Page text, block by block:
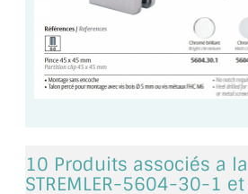
VERRE FEUILLETÉ
VERRE ANTI-REFLET
DALLE DE SOL EN VERRE
10 Produits associés a
STREMLER-5604-30-1